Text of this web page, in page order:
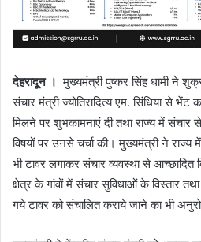
देहरादून ।मुख्यमंत्री पुष्कर सिंह धामी ने
संचार मंत्री ज्योतिरादित्य एम. सिंधिया से भेंट
मिलने पर शुभकामनाएं दी तथा राज्य में संचार
विषयों पर उनसे चर्चा की। मुख्यमंत्री ने राज्य
भी टावर लगाकर संचार व्यवस्था से आच्छादित
क्षेत्र के गांवों में संचार सुविधाओं के विस्तार
गये टावर को संचालित कराये जाने का भी